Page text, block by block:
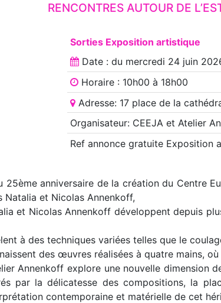
RENCONTRES AUTOUR DE
Sorties Exposition artistique
Date : du mercredi 24 juin
Horaire : 10h00 à 18h00
Adresse: 17 place de la
Organisateur: CEEJA et Atelier
Ref annoncegratuite Exposition
25ème anniversaire de la création du Centre
Natalia et Nicolas Annenkoff,
et Nicolas Annenkoff développent depuis
à des techniques variées telles que le
des œuvres réalisées à quatre mains,
Annenkoff explore une nouvelle dimension
par la délicatesse des compositions, la
contemporaine et matérielle de cet